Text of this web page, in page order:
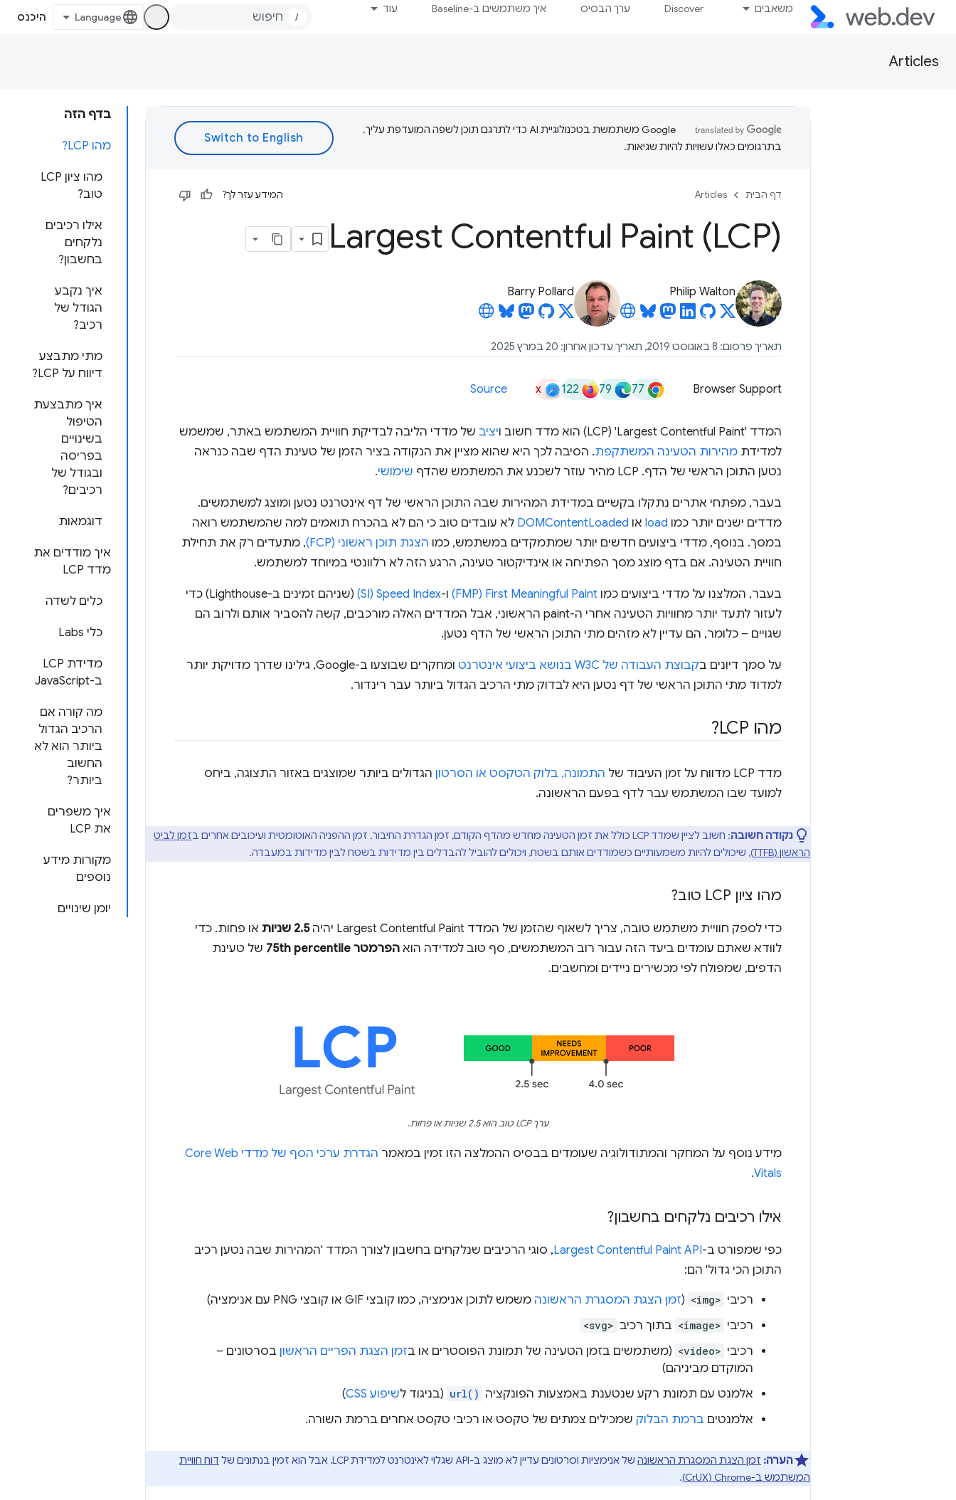
משאבים Discover ערך הבסיס איך משתמשים ב-Baseline עוד
/ היכנס
Articles
בדף הזה
מהו LCP?
מהו ציון LCP
טוב?
אילו רכיבים
נלקחים
בחשבון?
איך נקבע
הגודל של
רכיב?
מתי מתבצע
דיווח על LCP?
איך מתבצעת
הטיפול
בשינויים
בפריסה
ובגודל של
רכיבים?
דוגמאות
איך מודדים את
מדד LCP
כלים לשדה
כלי Labs
מדידת LCP
ב-JavaScript
מה קורה אם
הרכיב הגדול
ביותר הוא לא
החשוב
ביותר?
איך משפרים
את LCP
מקורות מידע
נוספים
יומן שינויים
‫Google משתמשת בטכנולוגיית AI כדי לתרגם תוכן לשפה המועדפת עליך.
בתרגומים כאלו עשויות להיות שגיאות.
דף הבית Articles המידע עזר לך?
Largest Contentful Paint (LCP)
Philip Walton
Barry Pollard
תאריך פרסום: 8 באוגוסט 2019, תאריך עדכון אחרון: 20 במרץ 2025
Browser Support
77
79
122
x
Source
המדד 'Largest Contentful Paint'‏ (LCP) הוא מדד חשוב ו יציב של מדדי הליבה לבדיקת חוויית המשתמש באתר, שמשמש
למדידת מהירות הטעינה המשתקפת. הסיבה לכך היא שהוא מציין את הנקודה בציר הזמן של טעינת הדף שבה כנראה
נטען התוכן הראשי של הדף. LCP מהיר עוזר לשכנע את המשתמש שהדף
שימושי.
בעבר, מפתחי אתרים נתקלו בקשיים במדידת המהירות שבה התוכן הראשי של דף אינטרנט נטען ומוצג למשתמשים.
מדדים ישנים יותר כמו load או DOMContentLoaded לא עובדים טוב כי הם לא בהכרח תואמים למה שהמשתמש רואה
במסך. בנוסף, מדדי ביצועים חדשים יותר שמתמקדים במשתמש, כמו הצגת תוכן ראשוני (FCP)
, מתעדים רק את תחילת
חוויית הטעינה. אם בדף מוצג מסך הפתיחה או אינדיקטור טעינה, הרגע הזה לא רלוונטי במיוחד למשתמש.
בעבר, המלצנו על מדדי ביצועים כמו First Meaningful Paint‏ (FMP) ו-Speed Index‏ (SI)
(שניהם זמינים ב-Lighthouse) כדי
לעזור לתעד יותר מחוויות הטעינה אחרי ה-paint הראשוני, אבל המדדים האלה מורכבים, קשה להסביר אותם ולרוב הם
שגויים – כלומר, הם עדיין לא מזהים מתי התוכן הראשי של הדף נטען.
על סמך דיונים בקבוצת העבודה של W3C בנושא ביצועי אינטרנט
ומחקרים שבוצעו ב-Google, גילינו שדרך מדויקת יותר
למדוד מתי התוכן הראשי של דף נטען היא לבדוק מתי הרכיב הגדול ביותר עבר רינדור.
מהו LCP?
מדד LCP מדווח על זמן העיבוד של התמונה, בלוק הטקסט או הסרטון הגדולים ביותר שמוצגים באזור התצוגה, ביחס
למועד שבו המשתמש עבר לדף בפעם הראשונה.
נקודה חשובה: חשוב לציין שמדד LCP כולל את זמן הטעינה מחדש מהדף הקודם, זמן הגדרת החיבור, זמן ההפניה האוטומטית ועיכובים אחרים ב
זמן לביט
הראשון (TTFB)
, שיכולים להיות משמעותיים כשמודדים אותם בשטח, ויכולים להוביל להבדלים בין מדידות בשטח לבין מדידות במעבדה.
מהו ציון LCP טוב?
כדי לספק חוויית משתמש טובה, צריך לשאוף שהזמן של המדד Largest Contentful Paint יהיה 2.5 שניות
או פחות. כדי
לוודא שאתם עומדים ביעד הזה עבור רוב המשתמשים, סף טוב למדידה הוא הפרמטר 75th percentile
של טעינת
הדפים, שמפולח לפי מכשירים ניידים ומחשבים.
ערך LCP טוב הוא 2.5 שניות או פחות.
מידע נוסף על המחקר והמתודולוגיה שעומדים בבסיס ההמלצה הזו זמין במאמר
הגדרת ערכי הסף של מדדי Core Web
Vitals
.
אילו רכיבים נלקחים בחשבון?
כפי שמפורט ב-Largest Contentful Paint API, סוגי הרכיבים שנלקחים בחשבון לצורך המדד 'המהירות שבה נטען רכיב
התוכן הכי גדול' הם:
רכיבי <img>
(זמן הצגת המסגרת הראשונה משמש לתוכן אנימציה, כמו קובצי GIF או קובצי PNG עם אנימציה)
רכיבי <image> בתוך רכיב <svg>
רכיבי <video> (משתמשים בזמן הטעינה של תמונת הפוסטרים או בזמן הצגת הפריים הראשון בסרטונים –
המוקדם מביניהם)
אלמנט עם תמונת רקע שנטענת באמצעות הפונקציה url() (בניגוד לשיפוע CSS
)
אלמנטים ברמת הבלוק שמכילים צמתים של טקסט או רכיבי טקסט אחרים ברמת השורה.
הערה: זמן הצגת המסגרת הראשונה של אנימציות וסרטונים עדיין לא מוצג ב-API שגלוי לאינטרנט למדידת LCP, אבל הוא זמין בנתונים של
דוח חוויית
המשתמש ב-Chrome‏ (CrUX)
.